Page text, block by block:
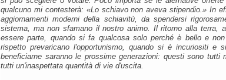
qualcuno mi contesterà: «Lo schiavo non aveva stipendio.» In
aggiornamenti moderni della schiavitù, da spendersi
sistema, ma non sfamano il nostro animo. Il ritorno alla terra,
essere parte, quando si fa qualcosa solo perché è bello e
rispetto prevaricano l'opportunismo, quando si è incuriositi
beneficiarne saranno le prossime generazioni: questi sono
tutti un'inaspettata quantità di vie d'uscita.